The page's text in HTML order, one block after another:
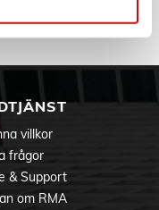
villkor
frågor
& Support
om RMA